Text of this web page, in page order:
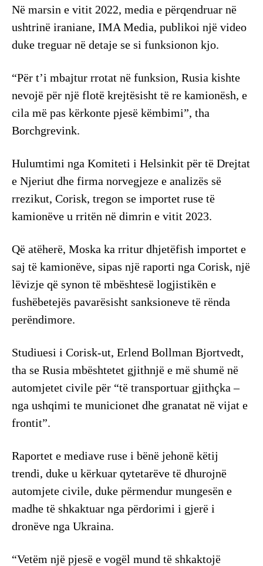
Në marsin e vitit 2022, media e përqendruar në
ushtrinë iraniane, IMA Media, publikoi një video
duke treguar në detaje se si funksionon kjo.
“Për t’i mbajtur rrotat në funksion, Rusia kishte
nevojë për një flotë krejtësisht të re kamionësh, e
cila më pas kërkonte pjesë këmbimi”, tha
Borchgrevink.
Hulumtimi nga Komiteti i Helsinkit për të Drejtat
e Njeriut dhe firma norvegjeze e analizës së
rrezikut, Corisk, tregon se importet ruse të
kamionëve u rritën në dimrin e vitit 2023.
Që atëherë, Moska ka rritur dhjetëfish importet e
saj të kamionëve, sipas një raporti nga Corisk, një
lëvizje që synon të mbështesë logjistikën e
fushëbetejës pavarësisht sanksioneve të rënda
perëndimore.
Studiuesi i Corisk-ut, Erlend Bollman Bjortvedt,
tha se Rusia mbështetet gjithnjë e më shumë në
automjetet civile për “të transportuar gjithçka –
nga ushqimi te municionet dhe granatat në vijat e
frontit”.
Raportet e mediave ruse i bënë jehonë këtij
trendi, duke u kërkuar qytetarëve të dhurojnë
automjete civile, duke përmendur mungesën e
madhe të shkaktuar nga përdorimi i gjerë i
dronëve nga Ukraina.
“Vetëm një pjesë e vogël mund të shkaktojë